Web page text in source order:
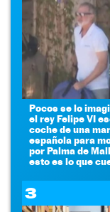
Pocos se lo
el rey Felipe VI
coche de una
española para
por Palma de
esto es lo que
3